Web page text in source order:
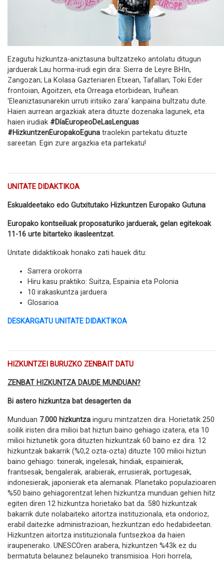
Ezagutu hizkuntza-aniztasuna bultzatzeko antolatu ditugun
jarduerak Lau horma-irudi egin dira: Sierra de Leyre BHIn,
Zangozan; La Kolasa Gazteriaren Etxean, Tafallan; Toki Eder
frontoian, Agoitzen, eta Orreaga etorbidean, Iruñean.
'Eleaniztasunarekin urruti iritsiko zara' kanpaina bultzatu dute.
Haien aurrean argazkiak atera dituzte dozenaka lagunek, eta
haien irudiak #DíaEuropeoDeLasLenguas
#HizkuntzenEuropakoEguna traolekin partekatu dituzte
sareetan. Egin zure argazkia eta partekatu!
UNITATE DIDAKTIKOA
Eskualdeetako edo Gutxitutako Hizkuntzen Europako Gutuna
Europako kontseiluak proposaturiko jarduerak, gelan egitekoak
11-16 urte bitarteko ikasleentzat.
Unitate didaktikoak honako zati hauek ditu:
Sarrera orokorra
Hiru kasu praktiko: Suitza, Espainia eta Polonia
10 irakaskuntza jarduera
Glosarioa
DESKARGATU UNITATE DIDAKTIKOA
HIZKUNTZEI BURUZKO ZENBAIT DATU
ZENBAT HIZKUNTZA DAUDE MUNDUAN?
Bi astero hizkuntza bat desagerten da
Munduan 7.000 hizkuntza inguru mintzatzen dira. Horietatik 250
soilik iristen dira milioi bat hiztun baino gehiago izatera, eta 10
milioi hiztunetik gora dituzten hizkuntzak 60 baino ez dira. 12
hizkuntzak bakarrik (%0,2 ozta-ozta) dituzte 100 milioi hiztun
baino gehiago: txinerak, ingelesak, hindiak, espainierak,
frantsesak, bengalerak, arabierak, errusierak, portugesak,
indonesierak, japonierak eta alemanak. Planetako populazioaren
%50 baino gehiagorentzat lehen hizkuntza munduan gehien hitz
egiten diren 12 hizkuntza horietako bat da. 580 hizkuntzak
bakarrik dute nolabaiteko aitortza instituzionala, eta ondorioz,
erabil daitezke administrazioan, hezkuntzan edo hedabideetan.
Hizkuntzen aitortza instituzionala funtsezkoa da haien
iraupenerako. UNESCOren arabera, hizkuntzen %43k ez du
bermatuta belaunez belauneko transmisioa. Hori horrela,